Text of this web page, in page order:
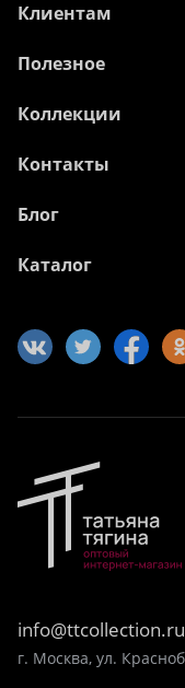
Клиентам
Полезное
Коллекции
Контакты
Блог
Каталог
info@ttcollection.ru
г. Москва, ул.